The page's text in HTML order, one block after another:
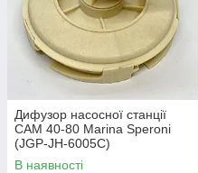
Дифузор насосної станції
CAM 40-80 Marina Speroni
(JGP-JH-6005C)
В наявності